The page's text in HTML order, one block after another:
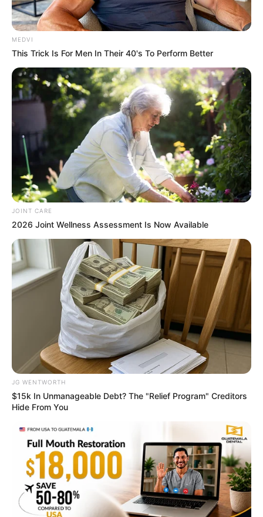
เวลา 14.29 – 15.39 น.
ฤกษ์ขึ้นบ้านใหม่ เดือนกรกฎาคม 2562
– วันอังคารที่ 2 กรกฎาคม 2562
เวลา 07.09 – 07.29 น.
– วันศุกร์ที่ 5 กรกฎาคม 2562
เวลา 06.19 – 06.59 น.
– วันเสาร์ที่ 13 กรกฎาคม 2562
เวลา 07.09 – 07.49 น.
– วันเสาร์ที่ 20 กรกฎาคม 2562
เวลา 06.09 – 06.39 น.
– วันศุกร์ที่ 26 กรกฎาคม 2562
เวลา 13.19 – 13.49 น.
MEDVI
This Trick Is For Men In Their 40's To Perform Better
JOINT CARE
2026 Joint Wellness Assessment Is Now Available
JG WENTWORTH
$15k In Unmanageable Debt? The "Relief Program" Creditors
Hide From You